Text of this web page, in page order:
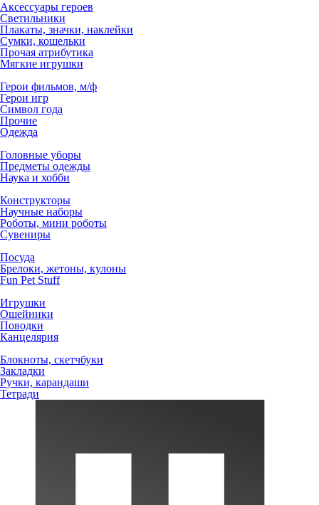
Аксессуары героев
Светильники
Плакаты, значки, наклейки
Сумки, кошельки
Прочая атрибутика
Мягкие игрушки
Герои фильмов, м/ф
Герои игр
Символ года
Прочие
Одежда
Головные уборы
Предметы одежды
Наука и хобби
Конструкторы
Научные наборы
Роботы, мини роботы
Сувениры
Посуда
Брелоки, жетоны, кулоны
Fun Pet Stuff
Игрушки
Ошейники
Поводки
Канцелярия
Блокноты, скетчбуки
Закладки
Ручки, карандаши
Тетради